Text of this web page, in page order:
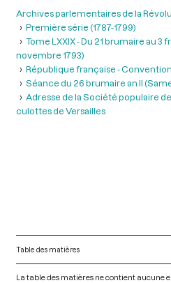
Archives parlementaires de la
Première série (1787-1799)
Tome LXXIX - Du 21 brumaire au 3
novembre 1793)
République française -
Séance du 26 brumaire an II
Adresse de la Société populaire
culottes de Versailles
Table des matières
La table des matières ne contient aucune